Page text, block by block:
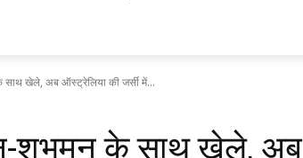
खेले, अब ऑस्ट्रेलिया की जर्सी में...
शुभमन के साथ खेले, अब